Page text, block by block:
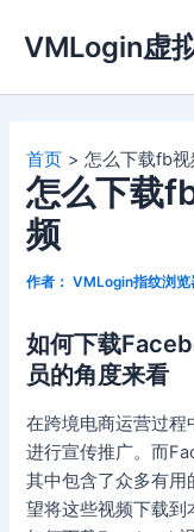
容
VMLogin虚
首页 怎么下载fb
怎么下载
频
作者： VMLogin指纹浏览
如何下载
员的角度来看
在跨境电商运营过
进行宣传推广。而
其中包含了众多有
望将这些视频下载